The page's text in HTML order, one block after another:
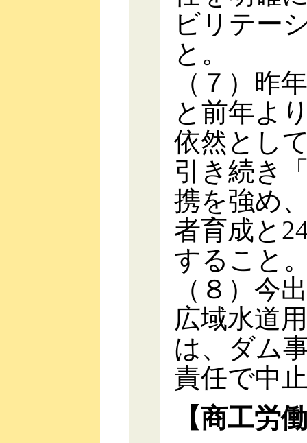
ビリテー
と。
（７）昨
と前年よ
依然とし
引き続き
携を強め
者育成と
すること
（８）今
広域水道
は、ダム
責任で中
【商工労